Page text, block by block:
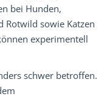
bei Hunden,
Rotwild sowie Katzen
experimentell
schwer betroffen.